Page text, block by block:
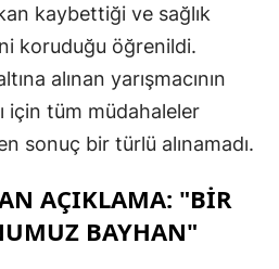
kaybettiği ve sağlık
koruduğu öğrenildi.
alınan yarışmacının
için tüm müdahaleler
sonuç bir türlü alınamadı.
AÇIKLAMA: "BIR
BAYHAN"